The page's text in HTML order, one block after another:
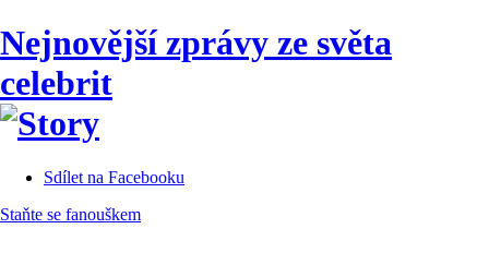
Nejnovější zprávy ze světa
celebrit
Sdílet na Facebooku
Staňte se fanouškem